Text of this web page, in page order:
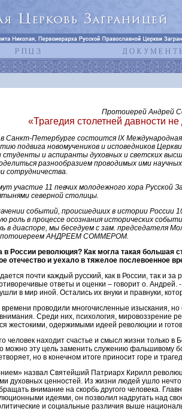
Протоиерей Андрей
«Трагедия столетней давности
Санкт-Петербурге состоится IХ Международная
подвига новомучеников и исповедников
и аспиранты духовных и светских
разнообразием проводимых ими
сотрудничества.
участие 11 певчих молодежного хора
северной столицы.
событий, происшедших в истории России
роль в процессе осознания исторических
в диаспоре, мы беседуем с зам. председателя
потоиереем АНДРЕЕМ СОММЕРОМ.
России революция? Как могла такая большая
отечество и уехало в тяжелое послевоенное
почти каждый русский, как в России, так и
ответы и оценки – говорит о.
в мир иной. Остались их внуки и правнуки,
времени проводили многочисленные изыскания,
Среди них, психология, мировоззрение
жестокими, одержимыми идеей революции и
человек находит счастье и смысл жизни только в
можно эту цель заменить служению фальшивому
но в конечном итоге приносит горе и
назвал Святейший Патриарх Кирилл
духовных ценностей. Из жизни людей ушло
внимание на скорбь другого человека.
идеями, он позволил надругать над
и социальные различия выше